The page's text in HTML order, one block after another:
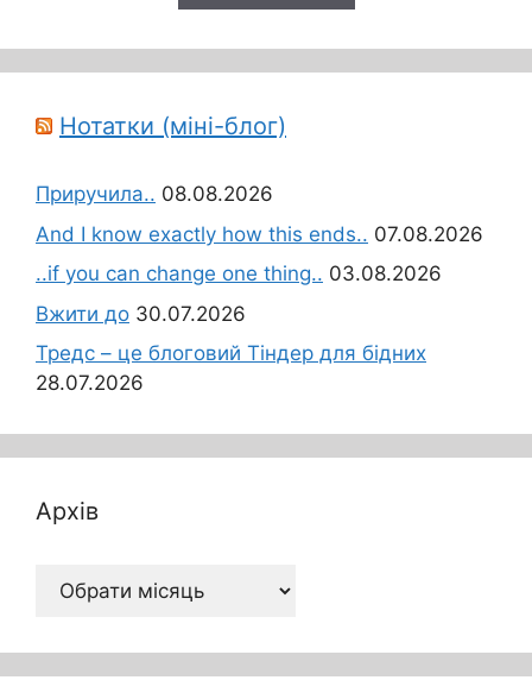
Нотатки (міні-блог)
Приручила.. 08.08.2026
And I know exactly how this ends.. 07.08.2026
..if you can change one thing.. 03.08.2026
Вжити до 30.07.2026
Тредс – це блоговий Тіндер для бідних
28.07.2026
Архів
Архів